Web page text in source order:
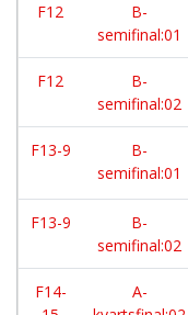
F12
B-
semifinal:01
F12
B-
semifinal:02
F13-9
B-
semifinal:01
F13-9
B-
semifinal:02
F14-
A-